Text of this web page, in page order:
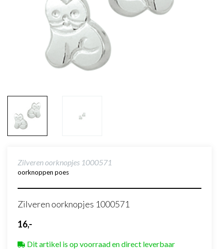
Zilveren oorknopjes 1000571
oorknoppen poes
Zilveren oorknopjes 1000571
16,-
Dit artikel is op voorraad en direct leverbaar